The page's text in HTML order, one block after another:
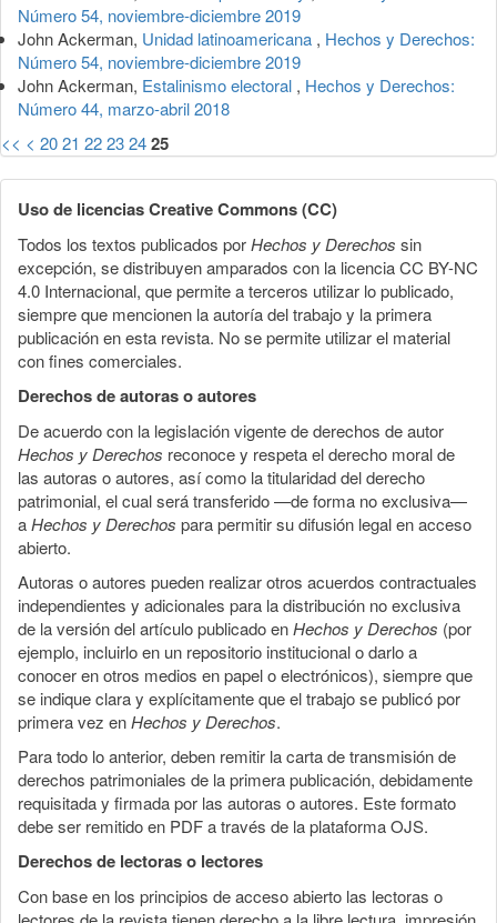
Número 54, noviembre-diciembre 2019
John Ackerman, Unidad latinoamericana , Hechos y Derechos:
Número 54, noviembre-diciembre 2019
John Ackerman, Estalinismo electoral , Hechos y Derechos:
Número 44, marzo-abril 2018
<< < 2021 22232425
Uso de licencias Creative Commons (CC)
Todos los textos publicados porHechos y Derechos sin
excepción, se distribuyen amparados con la licencia CC BY-NC
4.0 Internacional, que permite a terceros utilizar lo publicado,
siempre que mencionen la autoría del trabajo y la primera
publicación en esta revista. No se permite utilizar el material
con fines comerciales.
Derechos de autoras o autores
De acuerdo con la legislación vigente de derechos de autor
Hechos y Derechos reconoce y respeta el derecho moral de
las autoras o autores, así como la titularidad del derecho
patrimonial, el cual será transferido —de forma no exclusiva—
aHechos y Derechos para permitir su difusión legal en acceso
abierto.
Autoras o autores pueden realizar otros acuerdos contractuales
independientes y adicionales para la distribución no exclusiva
de la versión del artículo publicado enHechos y Derechos (por
ejemplo, incluirlo en un repositorio institucional o darlo a
conocer en otros medios en papel o electrónicos), siempre que
se indique clara y explícitamente que el trabajo se publicó por
primera vez enHechos y Derechos.
Para todo lo anterior, deben remitir la carta de transmisión de
derechos patrimoniales de la primera publicación, debidamente
requisitada y firmada por las autoras o autores. Este formato
debe ser remitido en PDF a través de la plataforma OJS.
Derechos de lectoras o lectores
Con base en los principios de acceso abierto las lectoras o